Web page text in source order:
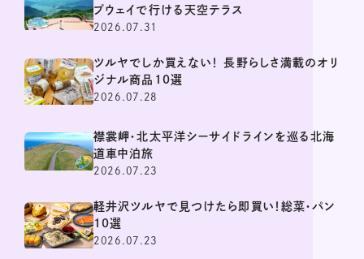
プウェイで行ける天空テラス
2026.07.31
ツルヤでしか買えない！ 長野らしさ満載のオリ
ジナル商品10選
2026.07.28
襟裳岬・北太平洋シーサイドラインを巡る北海
道車中泊旅
2026.07.23
軽井沢ツルヤで見つけたら即買い！総菜・パン
10選
2026.07.23